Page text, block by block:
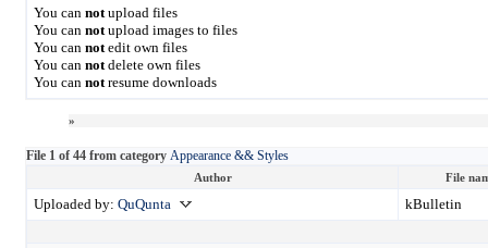
You can notupload files
You can notupload images to files
You can notedit own files
You can notdelete own files
You can notresume downloads
»
File 1 of 44 from category Appearance && Styles
Author File
Uploaded by: QuQunta kBulletin